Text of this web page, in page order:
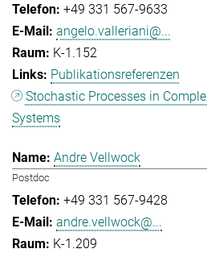
+49 331 567-9633
angelo.valleriani@...
K-1.152
Publikationsreferenzen
Stochastic Processes in
Systems
Andre Vellwock
Postdoc
+49 331 567-9428
andre.vellwock@...
K-1.209